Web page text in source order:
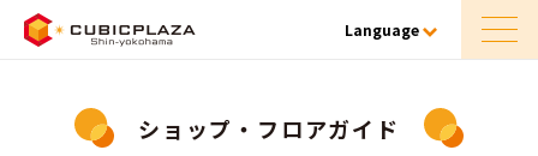
Language
ショップ・フロアガイド